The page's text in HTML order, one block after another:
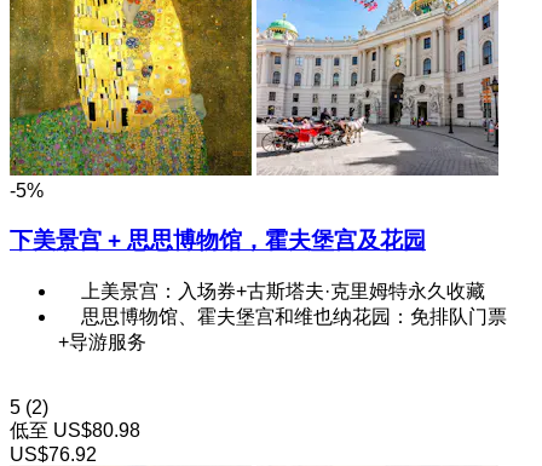
-5%
下美景宫 + 思思博物馆，霍夫堡宫及花园
上美景宫：入场券+古斯塔夫·克里姆特永久收藏
思思博物馆、霍夫堡宫和维也纳花园：免排队门票
+导游服务
5 (2)
低至 US$80.98
US$76.92